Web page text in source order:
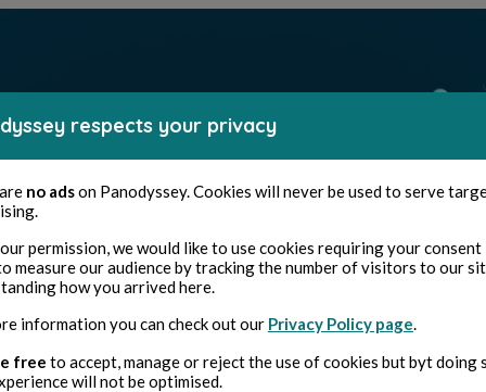
respects your privacy
no adson Panodyssey. Cookies will never be used to serve
permission, we would like to use cookies requiring your consent
measure our audience by tracking the number of visitors to our
how you arrived here.
information you can check out our Privacy Policy page.
free to accept, manage or reject the use of cookies but byt doing
will not be optimised.